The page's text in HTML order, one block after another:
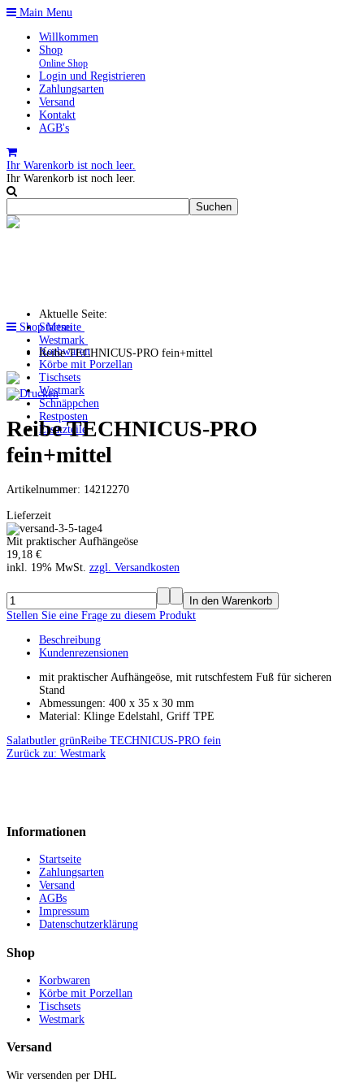
Main Menu
Willkommen
Shop
Online Shop
Login und Registrieren
Zahlungsarten
Versand
Kontakt
AGB's
Ihr Warenkorb ist noch leer.
Ihr Warenkorb ist noch leer.
Shop Menu
Korbwaren
Körbe mit Porzellan
Tischsets
Westmark
Schnäppchen
Restposten
Ersatzteile
Aktuelle Seite:
Startseite
Westmark
Reibe TECHNICUS-PRO fein+mittel
Reibe TECHNICUS-PRO
fein+mittel
Artikelnummer: 14212270
Lieferzeit
Mit praktischer Aufhängeöse
19,18 €
inkl. 19% MwSt. zzgl. Versandkosten
Stellen Sie eine Frage zu diesem Produkt
Beschreibung
Kundenrezensionen
mit praktischer Aufhängeöse, mit rutschfestem Fuß für sicheren
Stand
Abmessungen: 400 x 35 x 30 mm
Material: Klinge Edelstahl, Griff TPE
Salatbutler grünReibe TECHNICUS-PRO fein
Zurück zu: Westmark
Informationen
Startseite
Zahlungsarten
Versand
AGBs
Impressum
Datenschutzerklärung
Shop
Korbwaren
Körbe mit Porzellan
Tischsets
Westmark
Versand
Wir versenden per DHL